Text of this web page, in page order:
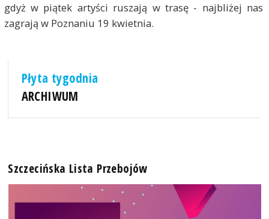
gdyż w piątek artyści ruszają w trasę - najbliżej nas
zagrają w Poznaniu 19 kwietnia.
Płyta tygodnia
ARCHIWUM
Szczecińska Lista Przebojów